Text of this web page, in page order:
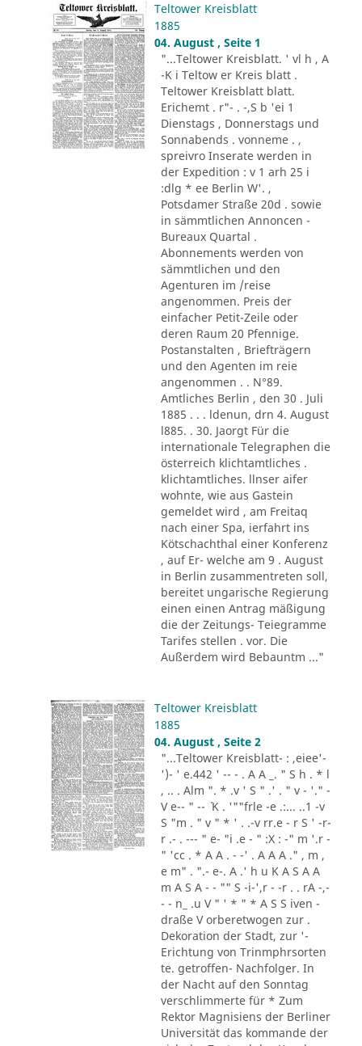
Teltower Kreisblatt
1885
04. August , Seite 1
"...Teltower Kreisblatt. ' vl h , A
-K i Teltow er Kreis blatt .
Teltower Kreisblatt blatt.
Erichemt . r"- . -,S b 'ei 1
Dienstags , Donnerstags und
Sonnabends . vonneme . ,
spreivro Inserate werden in
der Expedition : v 1 arh 25 i
:dlg * ee Berlin W'. ,
Potsdamer Straße 20d . sowie
in sämmtlichen Annoncen -
Bureaux Quartal .
Abonnements werden von
sämmtlichen und den
Agenturen im /reise
angenommen. Preis der
einfacher Petit-Zeile oder
deren Raum 20 Pfennige.
Postanstalten , Briefträgern
und den Agenten im reie
angenommen . . N°89.
Amtliches Berlin , den 30 . Juli
1885 . . . ldenun, drn 4. August
l885. . 30. Jaorgt Für die
internationale Telegraphen die
österreich klichtamtliches .
klichtamtliches. llnser aifer
wohnte, wie aus Gastein
gemeldet wird , am Freitaq
nach einer Spa, ierfahrt ins
Kötschachthal einer Konferenz
, auf Er- welche am 9 . August
in Berlin zusammentreten soll,
bereitet ungarische Regierung
einen einen Antrag mäßigung
die der Zeitungs- Teiegramme
Tarifes stellen . vor. Die
Außerdem wird Bebauntm ..."
Teltower Kreisblatt
1885
04. August , Seite 2
"...Teltower Kreisblatt- : ,eiee'-
')- ' e.442 ' -- - . A A _. " S h . * l
, .. . Alm ". * .v ' S " .' . " v - '." -
V e-- " -- ´ K . '""frle -e .:... ..1 -v
S "m . " v " * ' . .-v rr.e - r S ' -r-
r .- . --- " e- "i .e - " :X : -" m '.r -
" 'cc . * A A . - -' . A A A ." , m ,
e m" . ".- e-. A .' h u K A S A A
m A S A - - "" S -i-',r - -r . . rA -,-
- - n_ .u V " ' * " * A S S iven -
draße V orberetwogen zur .
Dekoration der Stadt, zur '-
Erichtung von Trinmphrsorten
te. getroffen- Nachfolger. In
der Nacht auf den Sonntag
verschlimmerte für * Zum
Rektor Magnisiens der Berliner
Universität das kommande der